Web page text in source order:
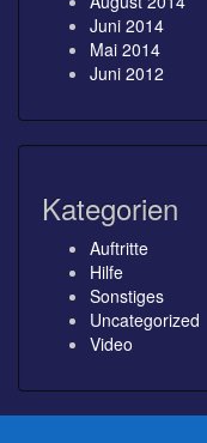
Juni 2014
Mai 2014
Juni 2012
Kategorien
Auftritte
Hilfe
Sonstiges
Uncategorized
Video